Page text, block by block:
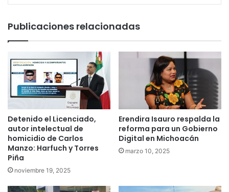
Publicaciones relacionadas
Detenido el Licenciado,
autor intelectual de
homicidio de Carlos
Manzo: Harfuch y Torres
Piña
noviembre 19, 2025
Erendira Isauro respalda la
reforma para un Gobierno
Digital en Michoacán
marzo 10, 2025